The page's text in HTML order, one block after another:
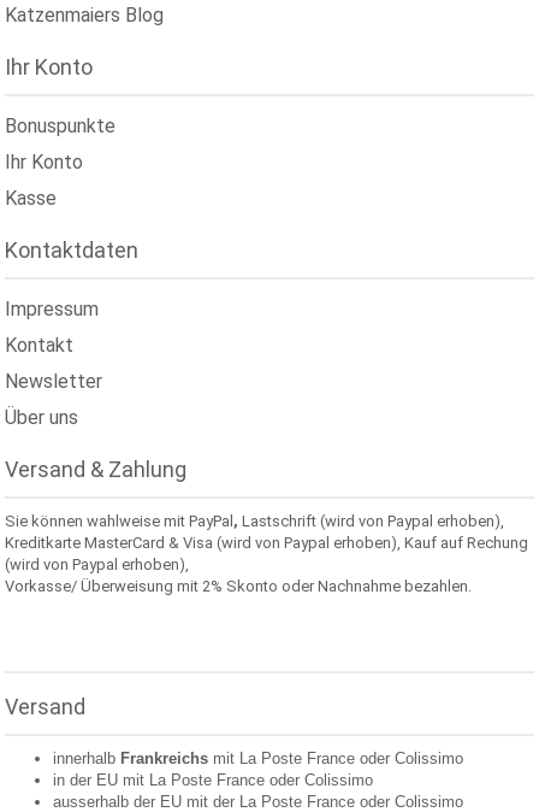
Katzenmaiers Blog
Ihr Konto
Bonuspunkte
Ihr Konto
Kasse
Kontaktdaten
Impressum
Kontakt
Newsletter
Über uns
Versand & Zahlung
Sie können wahlweise mit PayPal,Lastschrift (wird von Paypal erhoben),
Kreditkarte MasterCard & Visa (wird von Paypal erhoben), Kauf auf Rechung
(wird von Paypal erhoben),
Vorkasse/ Überweisung mit 2% Skonto oder Nachnahme bezahlen.
Versand
innerhalb Frankreichs mit La Poste France oderColissimo
in der EU mit La Poste France oderColissimo
ausserhalb der EU mit der La Poste France oderColissimo